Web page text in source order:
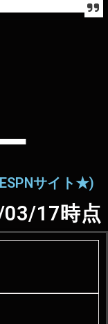
サイト★)
17時点